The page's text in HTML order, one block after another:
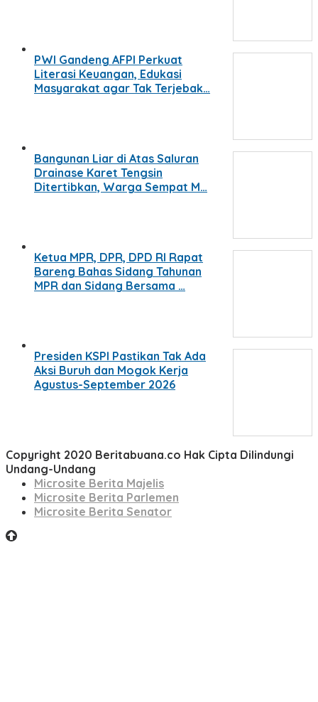
PWI Gandeng AFPI Perkuat
Literasi Keuangan, Edukasi
Masyarakat agar Tak Terjebak…
Bangunan Liar di Atas Saluran
Drainase Karet Tengsin
Ditertibkan, Warga Sempat M…
Ketua MPR, DPR, DPD RI Rapat
Bareng Bahas Sidang Tahunan
MPR dan Sidang Bersama …
Presiden KSPI Pastikan Tak Ada
Aksi Buruh dan Mogok Kerja
Agustus-September 2026
Copyright 2020 Beritabuana.co Hak Cipta Dilindungi
Undang-Undang
Microsite Berita Majelis
Microsite Berita Parlemen
Microsite Berita Senator